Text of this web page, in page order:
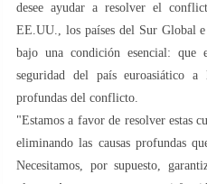
desee ayudar a resolver el
EE.UU., los países del Sur Global
bajo una condición esencial: que
seguridad del país euroasiático
profundas del conflicto.
"Estamos a favor de resolver estas
eliminando las causas profundas
Necesitamos, por supuesto,